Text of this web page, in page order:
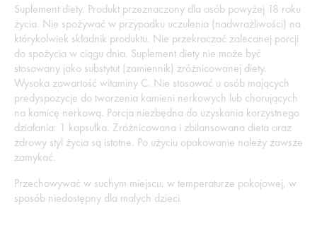
Suplement diety. Produkt przeznaczony dla osób powyżej 18 roku
życia. Nie spożywać w przypadku uczulenia (nadwrażliwości) na
którykolwiek składnik produktu. Nie przekraczać zalecanej porcji
do spożycia w ciągu dnia. Suplement diety nie może być
stosowany jako substytut (zamiennik) zróżnicowanej diety.
Wysoka zawartość witaminy C. Nie stosować u osób mających
predyspozycje do tworzenia kamieni nerkowych lub chorujących
na kamicę nerkową. Porcja niezbędna do uzyskania korzystnego
działania: 1 kapsułka. Zróżnicowana i zbilansowana dieta oraz
zdrowy styl życia są istotne. Po użyciu opakowanie należy zawsze
zamykać.
Przechowywać w suchym miejscu, w temperaturze pokojowej, w
sposób niedostępny dla małych dzieci.